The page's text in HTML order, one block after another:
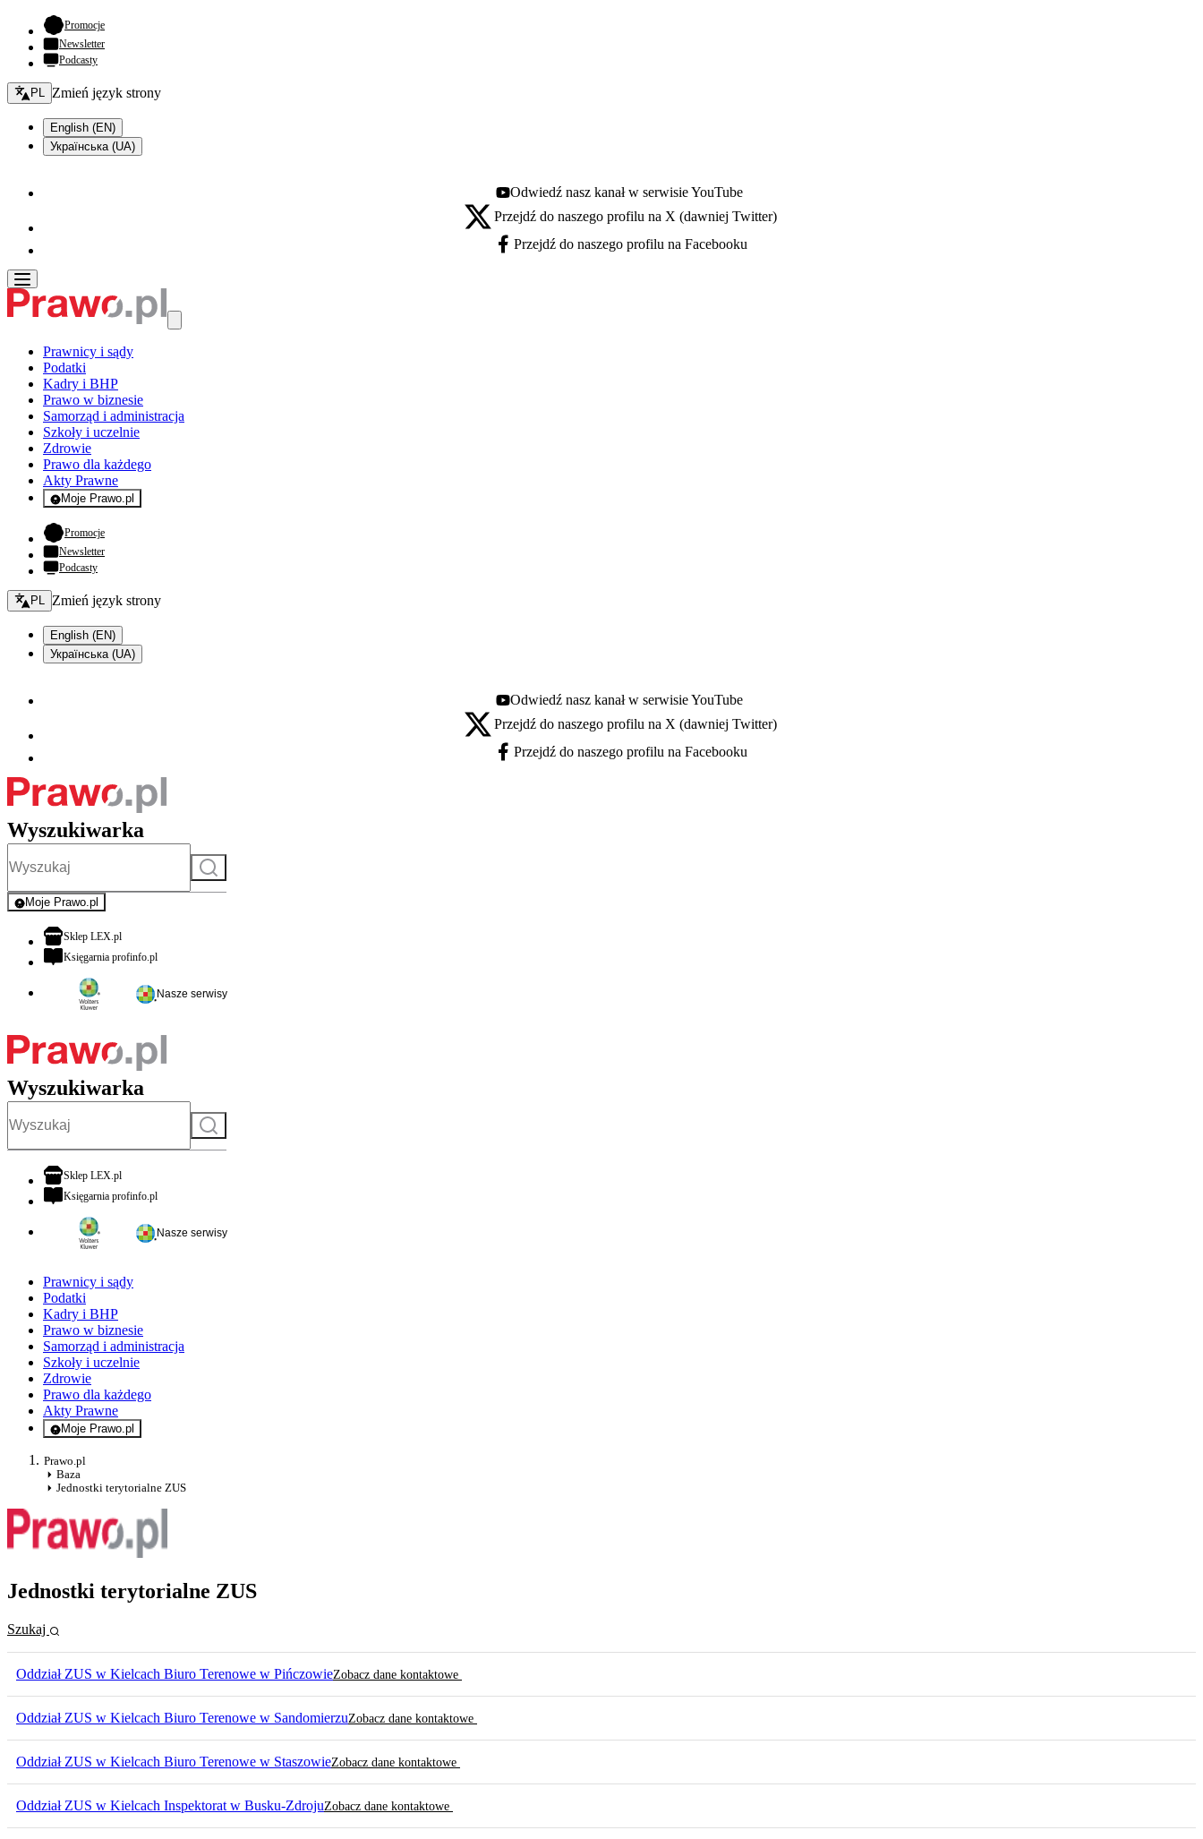
Promocje- otwiera się w nowej karcie
Newsletter
Podcasty
Zmień język - bieżący:
PL Zmień język strony
English (EN)
Українська (UA)
Youtube - otwiera się w nowej karcie
Odwiedź nasz kanał w serwisie YouTube
X - otwiera się w nowej karcie
Przejdź do naszego profilu na X (dawniej Twitter)
Facebook - otwiera się w nowej karcie
Przejdź do naszego profilu na Facebooku
Prawnicy i sądy
Podatki
Kadry i BHP
Prawo w biznesie
Samorząd i administracja
Szkoły i uczelnie
Zdrowie
Prawo dla każdego
Akty Prawne
Moje Prawo.pl
- rejestracja i logowanie do serwisu
Promocje- otwiera się w nowej karcie
Newsletter
Podcasty
Zmień język - bieżący:
PL Zmień język strony
English (EN)
Українська (UA)
Youtube - otwiera się w nowej karcie
Odwiedź nasz kanał w serwisie YouTube
X - otwiera się w nowej karcie
Przejdź do naszego profilu na X (dawniej Twitter)
Facebook - otwiera się w nowej karcie
Przejdź do naszego profilu na Facebooku
Wyszukiwarka
Szukaj
Moje Prawo.pl
- rejestracja i logowanie do serwisu
Sklep LEX.plotwiera się w nowej karcie
Księgarnia profinfo.plotwiera się w nowej karcie
Nasze serwisy
Wyszukiwarka
Szukaj
Sklep LEX.plotwiera się w nowej karcie
Księgarnia profinfo.plotwiera się w nowej karcie
Nasze serwisy
Prawnicy i sądy
Podatki
Kadry i BHP
Prawo w biznesie
Samorząd i administracja
Szkoły i uczelnie
Zdrowie
Prawo dla każdego
Akty Prawne
Moje Prawo.pl
- rejestracja i logowanie do serwisu
Prawo.pl
Baza
Jednostki terytorialne ZUS
Jednostki terytorialne ZUS
Szukaj
Oddział ZUS w Kielcach Biuro Terenowe w PińczowieZobacz dane kontaktowe
Oddział ZUS w Kielcach Biuro Terenowe w SandomierzuZobacz dane kontaktowe
Oddział ZUS w Kielcach Biuro Terenowe w StaszowieZobacz dane kontaktowe
Oddział ZUS w Kielcach Inspektorat w Busku-ZdrojuZobacz dane kontaktowe